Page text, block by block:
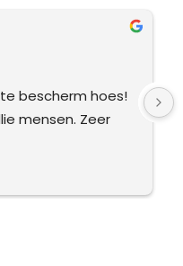
bescherm hoes!
mensen. Zeer